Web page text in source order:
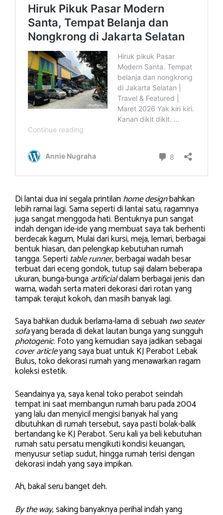
Di lantai dua ini segala printilan home designbahkan
lebih ramai lagi. Sama seperti di lantai satu, ragamnya
juga sangat menggoda hati. Bentuknya pun sangat
indah dengan ide-ide yang membuat saya tak berhenti
berdecak kagum, Mulai dari kursi, meja, lemari, berbagai
bentuk hiasan, dan pelengkap kebutuhan rumah
tangga. Seperti table runner, berbagai wadah besar
terbuat dari eceng gondok, tutup saji dalam beberapa
ukuran, bunga-bunga artificialdalam berbagai jenis dan
warna, wadah serta materi dekorasi dari rotan yang
tampak terajut kokoh, dan masih banyak lagi.
Saya bahkan duduk berlama-lama di sebuah two seater
sofayang berada di dekat lautan bunga yang sungguh
photogenic. Foto yang kemudian saya jadikan sebagai
cover articleyang saya buat untuk KJ Perabot Lebak
Bulus, toko dekorasi rumah yang menawarkan ragam
koleksi estetik.
Seandainya ya, saya kenal toko perabot seindah
tempat ini saat membangun rumah baru pada 2004
yang lalu dan menyicil mengisi banyak hal yang
dibutuhkan di rumah tersebut, saya pasti bolak-balik
bertandang ke KJ Perabot. Seru kali ya beli kebutuhan
rumah satu persatu mengikuti kondisi keuangan,
menyusur setiap sudut, hingga rumah terisi dengan
dekorasi indah yang saya impikan.
Ah, bakal seru banget deh.
By the way, saking banyaknya perihal indah yang